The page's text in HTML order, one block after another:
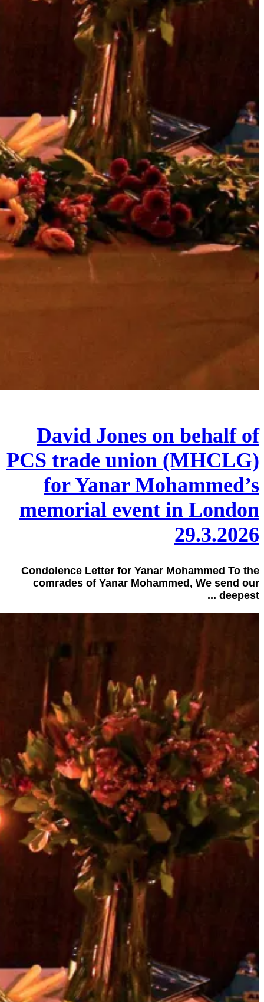
David Jones on behalf of
PCS trade union (MHCLG)
for Yanar Mohammed’s
memorial event in London
29.3.2026
Condolence Letter for Yanar Mohammed To the
comrades of Yanar Mohammed, We send our
deepest ...